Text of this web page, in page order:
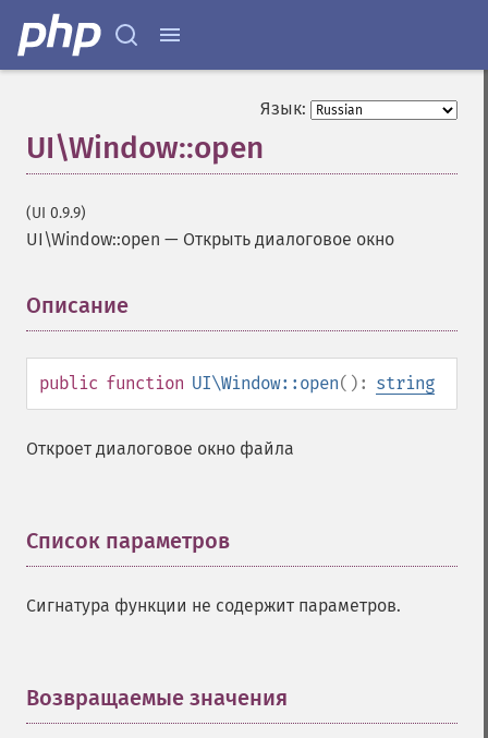
Язык:
UI\Window::open
(UI 0.9.9)
UI\Window::open — Открыть диалоговое окно
Описание
public function UI\Window::open(): string
Откроет диалоговое окно файла
Список параметров
Сигнатура функции не содержит параметров.
Возвращаемые значения